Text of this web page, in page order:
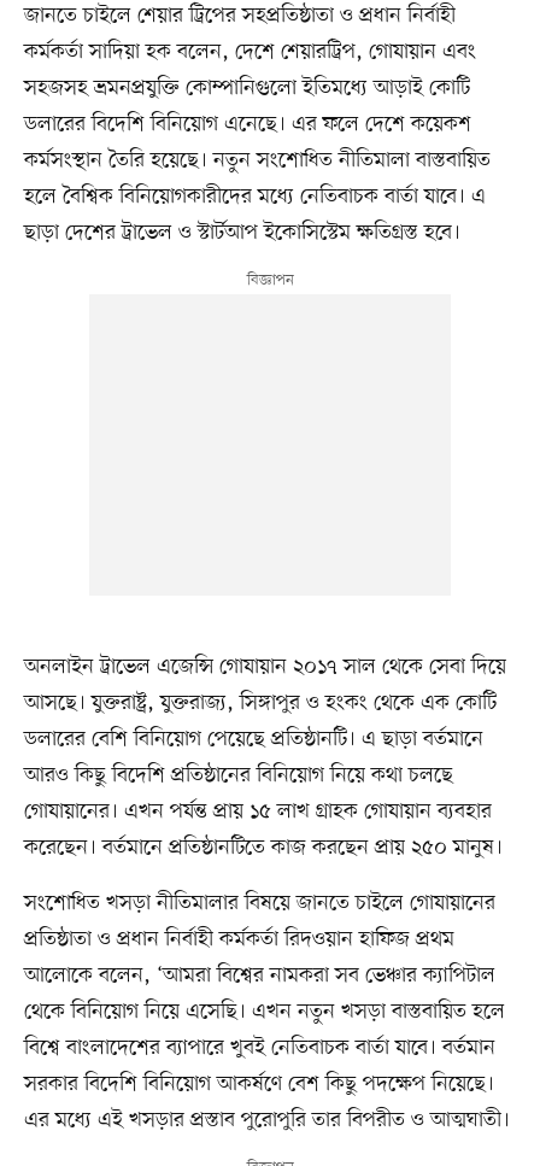
জানতে চাইলে শেয়ার ট্রিপের সহপ্রতিষ্ঠাতা ও প্রধান নির্বাহী
কর্মকর্তা সাদিয়া হক বলেন, দেশে শেয়ারট্রিপ, গোযায়ান এবং
সহজসহ ভ্রমনপ্রযুক্তি কোম্পানিগুলো ইতিমধ্যে আড়াই কোটি
ডলারের বিদেশি বিনিয়োগ এনেছে। এর ফলে দেশে কয়েকশ
কর্মসংস্থান তৈরি হয়েছে। নতুন সংশোধিত নীতিমালা বাস্তবায়িত
হলে বৈশ্বিক বিনিয়োগকারীদের মধ্যে নেতিবাচক বার্তা যাবে। এ
ছাড়া দেশের ট্রাভেল ও স্টার্টআপ ইকোসিস্টেম ক্ষতিগ্রস্ত হবে।
অনলাইন ট্রাভেল এজেন্সি গোযায়ান ২০১৭ সাল থেকে সেবা দিয়ে
আসছে। যুক্তরাষ্ট্র, যুক্তরাজ্য, সিঙ্গাপুর ও হংকং থেকে এক কোটি
ডলারের বেশি বিনিয়োগ পেয়েছে প্রতিষ্ঠানটি। এ ছাড়া বর্তমানে
আরও কিছু বিদেশি প্রতিষ্ঠানের বিনিয়োগ নিয়ে কথা চলছে
গোযায়ানের। এখন পর্যন্ত প্রায় ১৫ লাখ গ্রাহক গোযায়ান ব্যবহার
করেছেন। বর্তমানে প্রতিষ্ঠানটিতে কাজ করছেন প্রায় ২৫০ মানুষ।
সংশোধিত খসড়া নীতিমালার বিষয়ে জানতে চাইলে গোযায়ানের
প্রতিষ্ঠাতা ও প্রধান নির্বাহী কর্মকর্তা রিদওয়ান হাফিজ প্রথম
আলোকে বলেন, ‘আমরা বিশ্বের নামকরা সব ভেঞ্চার ক্যাপিটাল
থেকে বিনিয়োগ নিয়ে এসেছি। এখন নতুন খসড়া বাস্তবায়িত হলে
বিশ্বে বাংলাদেশের ব্যাপারে খুবই নেতিবাচক বার্তা যাবে। বর্তমান
সরকার বিদেশি বিনিয়োগ আকর্ষণে বেশ কিছু পদক্ষেপ নিয়েছে।
এর মধ্যে এই খসড়ার প্রস্তাব পুরোপুরি তার বিপরীত ও আত্মঘাতী।